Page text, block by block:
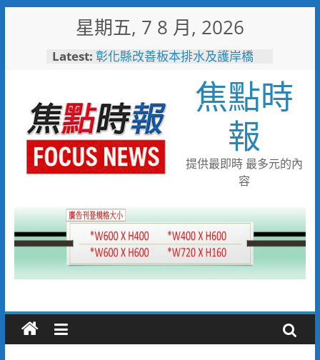
星期五, 7 8 月, 2026
Latest: 彰化縣改善板本排水及護岸橋
小米之家進駐高雄義享時尚廣
場 父親節開幕祭三重超狂優惠
少子化時代的地方解方！彰化市
未婚聯誼6年促成10對佳偶
彰化縣長參選人魏平政率議員團
隊攜手造勢 盼翻轉彰化打造新
局
敲敲門讓愛傳進門 彰化縣獨居
焦點時
報
提供最即時 最多元的內
容